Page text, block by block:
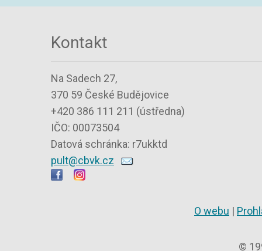
Kontakt
Na Sadech 27,
370 59 České Budějovice
+420 386 111 211 (ústředna)
IČO: 00073504
Datová schránka: r7ukktd
pult@cbvk.cz
O webu |
©